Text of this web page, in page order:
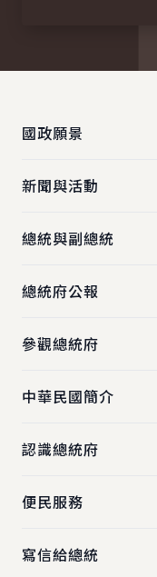
國政願景
新聞與活動
總統與副總統
總統府公報
參觀總統府
中華民國簡介
認識總統府
便民服務
寫信給總統